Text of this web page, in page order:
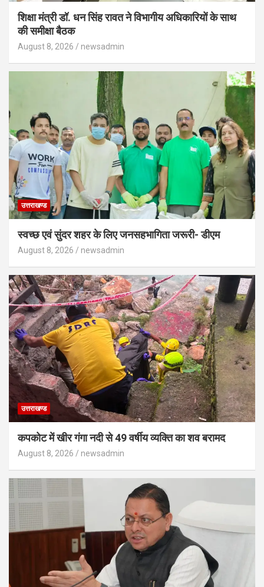
शिक्षा मंत्री डॉ. धन सिंह रावत ने विभागीय अधिकारियों के साथ
की समीक्षा बैठक
August 8, 2026 newsadmin
उत्तराखण्ड
स्वच्छ एवं सुंदर शहर के लिए जनसहभागिता जरूरी- डीएम
August 8, 2026 newsadmin
उत्तराखण्ड
कपकोट में खीर गंगा नदी से 49 वर्षीय व्यक्ति का शव बरामद
August 8, 2026 newsadmin